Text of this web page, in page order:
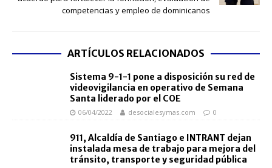
competencias y empleo de dominicanos
ARTÍCULOS RELACIONADOS
Sistema 9-1-1 pone a disposición su red de
videovigilancia en operativo de Semana
Santa liderado por el COE
06/04/2022 desocialesymas.com 0
911, Alcaldía de Santiago e INTRANT dejan
instalada mesa de trabajo para mejora del
tránsito, transporte y seguridad pública